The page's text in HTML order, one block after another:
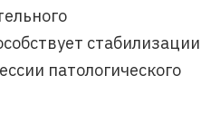
стабилизации
патологического